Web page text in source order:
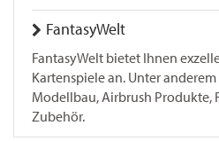
FantasyWelt
FantasyWelt bietet Ihnen
Kartenspiele an. Unter
Modellbau, Airbrush Produkte,
Zubehör.